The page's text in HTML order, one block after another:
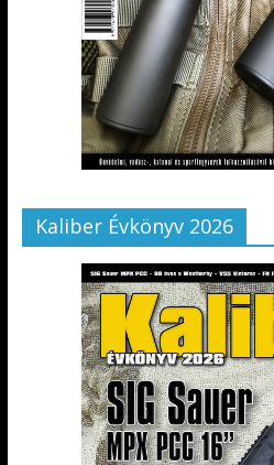
Kaliber Évkönyv 2026